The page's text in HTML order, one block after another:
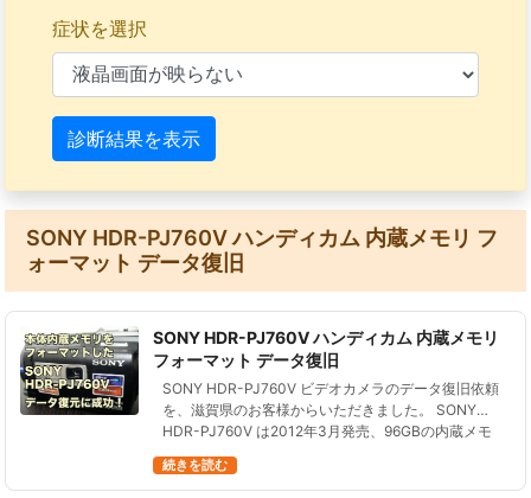
症状を選択
診断結果を表示
SONY HDR-PJ760V ハンディカム 内蔵メモリ フ
ォーマット データ復旧
SONY HDR-PJ760V ハンディカム 内蔵メモリ
フォーマット データ復旧
SONY HDR-PJ760V ビデオカメラのデータ復旧依頼
を、滋賀県のお客様からいただきました。 SONY
HDR-PJ760V は2012年3月発売、96GBの内蔵メモ
続きを読む